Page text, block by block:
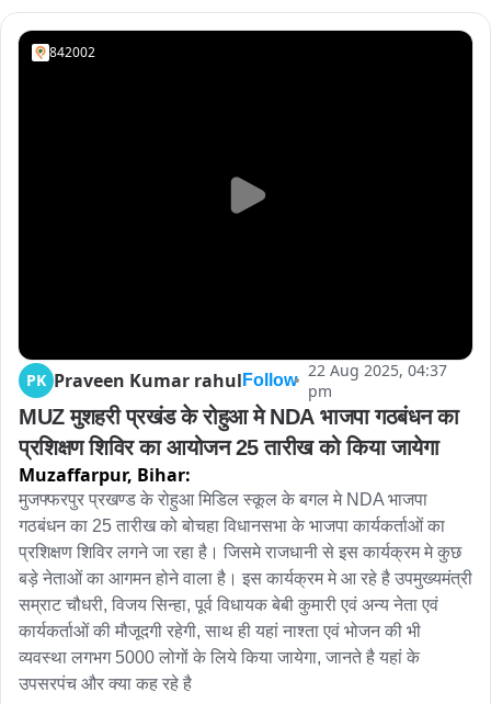
842002
PK Praveen Kumar rahul Follow 22 Aug 2025, 04:37
pm
MUZ मुशहरी प्रखंड के रोहुआ मे NDA भाजपा गठबंधन का
प्रशिक्षण शिविर का आयोजन 25 तारीख को किया जायेगा
Muzaffarpur, Bihar:
मुजफ्फरपुर प्रखण्ड के रोहुआ मिडिल स्कूल के बगल मे NDA भाजपा
गठबंधन का 25 तारीख को बोचहा विधानसभा के भाजपा कार्यकर्ताओं का
प्रशिक्षण शिविर लगने जा रहा है। जिसमे राजधानी से इस कार्यक्रम मे कुछ
बड़े नेताओं का आगमन होने वाला है। इस कार्यक्रम मे आ रहे है उपमुख्यमंत्री
सम्राट चौधरी, विजय सिन्हा, पूर्व विधायक बेबी कुमारी एवं अन्य नेता एवं
कार्यकर्ताओं की मौजूदगी रहेगी, साथ ही यहां नाश्ता एवं भोजन की भी
व्यवस्था लगभग 5000 लोगों के लिये किया जायेगा, जानते है यहां के
उपसरपंच और क्या कह रहे है